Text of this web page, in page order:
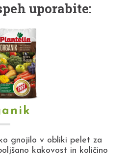
uporabite:
gnojilo v obliki pelet za
kakovost in količino